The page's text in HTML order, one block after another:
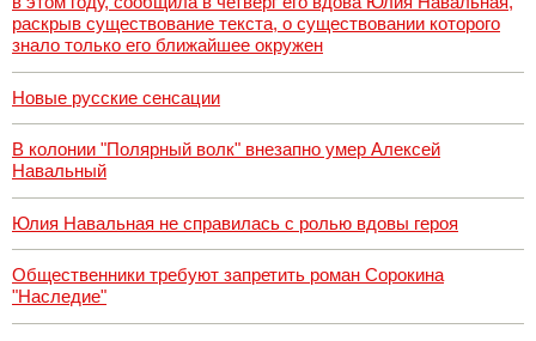
раскрыв существование текста, о существовании которого
знало только его ближайшее окружен
Новые русские сенсации
В колонии "Полярный волк" внезапно умер Алексей
Навальный
Юлия Навальная не справилась с ролью вдовы героя
Общественники требуют запретить роман Сорокина
"Наследие"